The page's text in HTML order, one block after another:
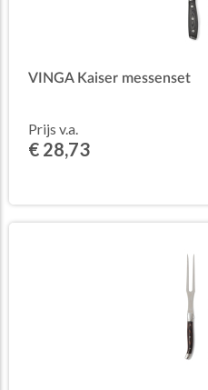
VINGA Kaiser messenset
Prijs v.a.
€ 28,73